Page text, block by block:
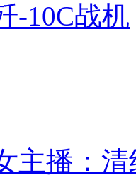
-10C战机
主播：清